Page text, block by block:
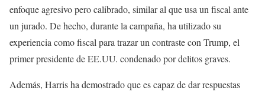
enfoque agresivo pero calibrado, similar al que usa un fiscal ante
un jurado. De hecho, durante la campaña, ha utilizado su
experiencia como fiscal para trazar un contraste con Trump, el
primer presidente de EE.UU. condenado por delitos graves.
Además, Harris ha demostrado que es capaz de dar respuestas